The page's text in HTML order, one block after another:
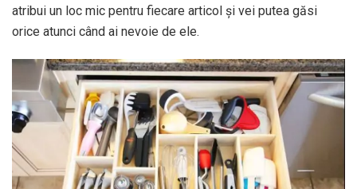
atribui un loc mic pentru fiecare articol şi vei putea găsi
orice atunci când ai nevoie de ele.